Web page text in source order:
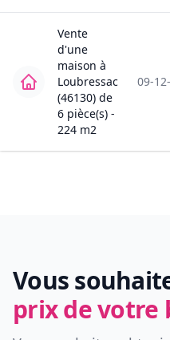
Vente
d'une
maison à
Loubressac
(46130) de
6 pièce(s) -
224 m2
09-
Vous
prix de votre